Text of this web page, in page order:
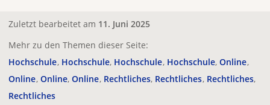
Zuletzt bearbeitet am 11. Juni 2025
Mehr zu den Themen dieser Seite:
Hochschule Hochschule Hochschule Hochschule Online
Online Online Online Rechtliches Rechtliches Rechtliches
Rechtliches